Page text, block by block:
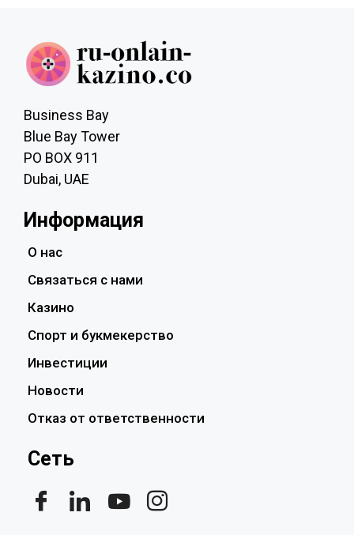
Business Bay
Blue Bay Tower
PO BOX 911
Dubai, UAE
Информация
О нас
Связаться с нами
Казино
Спорт и букмекерство
Инвестиции
Новости
Отказ от ответственности
Сеть